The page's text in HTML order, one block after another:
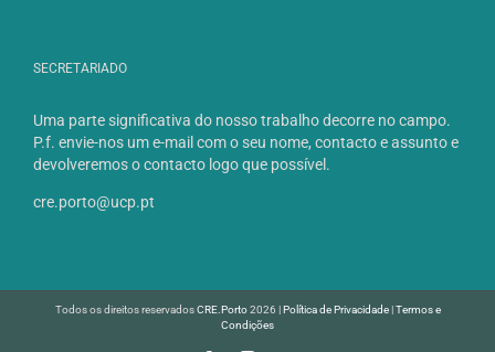
SECRETARIADO
Uma parte significativa do nosso trabalho decorre no campo.
P.f. envie-nos um e-mail com o seu nome, contacto e assunto e
devolveremos o contacto logo que possível.
cre.porto@ucp.pt
Todos os direitos reservadosCRE.Porto2026 |Política de Privacidade|Termos e
Condições